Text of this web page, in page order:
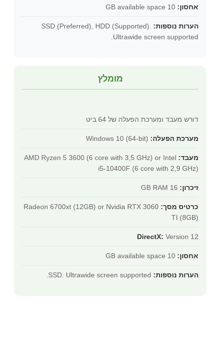
אחסון:
הערות נוספות: SSD (Preferred), HDD (Supported).
Ultrawide screen supported.
מומלץ
דורש מעבד ומערכת הפעלה של 64 ביט
מערכת הפעלה:
מעבד: AMD Ryzen 5 3600 (6 core with 3,5 GHz) or Intel
i5-10400F (6 core with 2,9 GHz)
זיכרון:
כרטיס מסך: Radeon 6700xt (12GB) or Nvidia RTX 3060
TI (8GB)
DirectX: Version 12
אחסון:
הערות נוספות: